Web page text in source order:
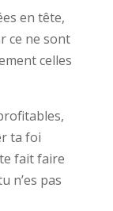
en tête,
ce ne sont
celles
ta foi
fait faire
n’es pas